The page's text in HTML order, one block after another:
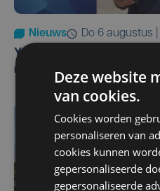
Nieuws
do 6 augustus |
Yaro (19), slachtoffer van
maandenlange coma
Deze website
van cookies.
Cookies worden
personaliseren van
cookies kunnen
gepersonaliseerde
gepersonaliseerde